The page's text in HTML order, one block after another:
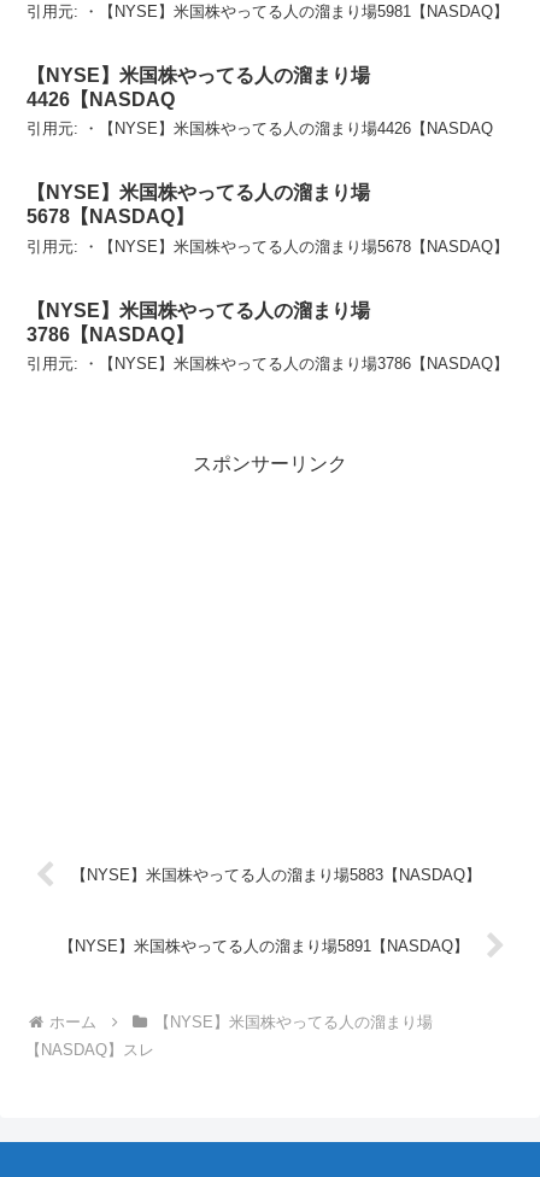
引用元: ・【NYSE】米国株やってる人の溜まり場5981【NASDAQ】
【NYSE】米国株やってる人の溜まり場
4426【NASDAQ
引用元: ・【NYSE】米国株やってる人の溜まり場4426【NASDAQ
【NYSE】米国株やってる人の溜まり場
5678【NASDAQ】
引用元: ・【NYSE】米国株やってる人の溜まり場5678【NASDAQ】
【NYSE】米国株やってる人の溜まり場
3786【NASDAQ】
引用元: ・【NYSE】米国株やってる人の溜まり場3786【NASDAQ】
スポンサーリンク
【NYSE】米国株やってる人の溜まり場5883【NASDAQ】
【NYSE】米国株やってる人の溜まり場5891【NASDAQ】
ホーム
【NYSE】米国株やってる人の溜まり場
【NASDAQ】スレ